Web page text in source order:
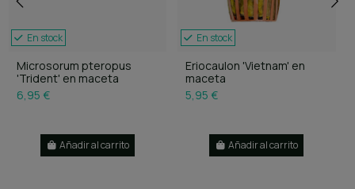
En stock
Microsorum pteropus
'Trident' en maceta
6,95 €
Añadir al carrito
En stock
Eriocaulon 'Vietnam' en
maceta
5,95 €
Añadir al carrito